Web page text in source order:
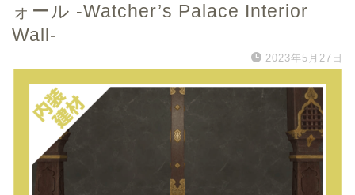
ォール -Watcher’s Palace Interior
Wall-
2023年5月27日